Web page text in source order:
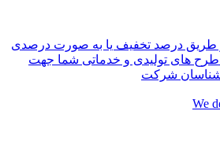
طریق درصد تخفیف یا به صورت درصدی
طرح های تولیدی و خدماتی شما جهت
شرکت
We